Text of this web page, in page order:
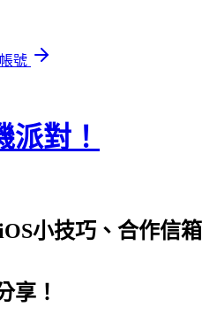
號
派對！
小技巧、合作信
享！